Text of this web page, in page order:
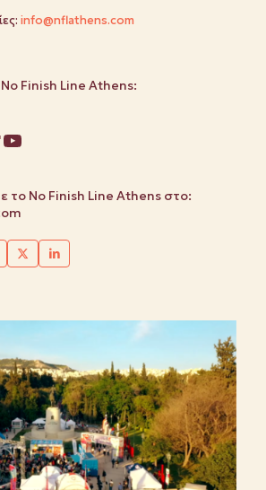
info@nflathens.com
Finish Line Athens:
YouTube
το No Finish Line Athens στο: